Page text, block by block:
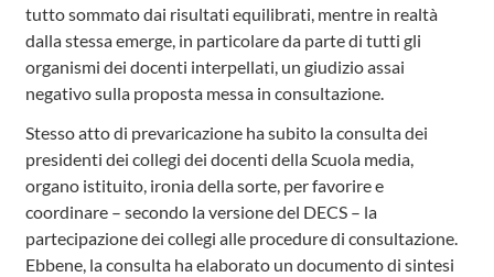
tutto sommato dai risultati equilibrati, mentre in realtà
dalla stessa emerge, in particolare da parte di tutti gli
organismi dei docenti interpellati, un giudizio assai
negativo sulla proposta messa in consultazione.
Stesso atto di prevaricazione ha subito la consulta dei
presidenti dei collegi dei docenti della Scuola media,
organo istituito, ironia della sorte, per favorire e
coordinare – secondo la versione del DECS – la
partecipazione dei collegi alle procedure di consultazione.
Ebbene, la consulta ha elaborato un documento di sintesi